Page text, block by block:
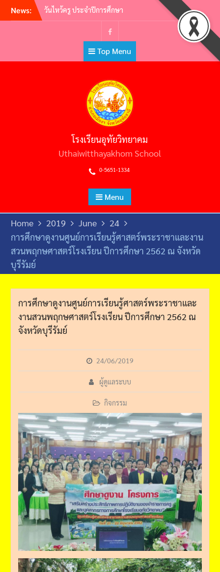
Skip
to
News:
วันไหว้ครู ประจำปีการศึกษา
2565
ต้อนรับคณะศึกษาดูงาน คณะผู้
บริหารสถานศึกษามัธยมศึกษา
สหวิทยาเขตประโคนชัย
พิธีถวายราชสักการะวันพ่อขุน
ยุทธหัตถีสมเด็จพระนเรศวร
กิจกรรม มุทิตาจิต แด่ครูผู้
เกษียณอายุราชการ ประจำปี
2565 | ครูผู้พากเพียร เกษียณสู่
กิจกรรมอ.ท.ว. เกมส์ (U.T.W.
Top Menu
โรงเรียนอุทัยวิทยาคม
Uthaiwitthayakhom School
0-5651-1334
Menu
Home 2019 June
24
การศึกษาดูงานศูนย์การเรียนรู้ศาสตร์พระราชาและงาน
สวนพฤกษศาสตร์โรงเรียน ปีการศึกษา 2562 ณ จังหวัด
บุรีรัมย์
การศึกษาดูงานศูนย์การเรียนรู้ศาสตร์พระราชาและ
งานสวนพฤกษศาสตร์โรงเรียน ปีการศึกษา 2562 ณ
จังหวัดบุรีรัมย์
24/06/2019
ผู้ดูแลระบบ
กิจกรรม